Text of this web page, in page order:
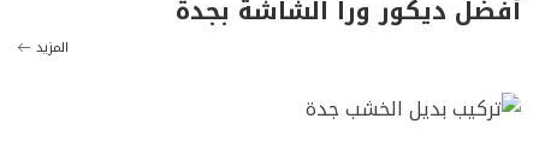
أفضل ديكور ورا الشاشة بجدة
المزيد